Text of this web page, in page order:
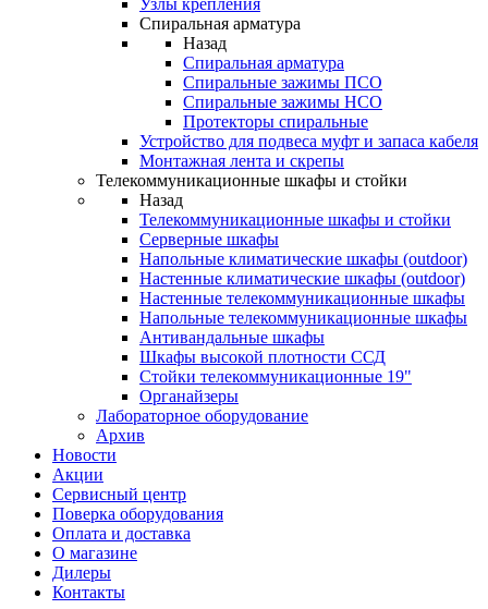
Узлы крепления
Спиральная арматура
Назад
Спиральная арматура
Спиральные зажимы ПСО
Спиральные зажимы НСО
Протекторы спиральные
Устройство для подвеса муфт и запаса кабеля
Монтажная лента и скрепы
Телекоммуникационные шкафы и стойки
Назад
Телекоммуникационные шкафы и стойки
Серверные шкафы
Напольные климатические шкафы (outdoor)
Настенные климатические шкафы (outdoor)
Настенные телекоммуникационные шкафы
Напольные телекоммуникационные шкафы
Антивандальные шкафы
Шкафы высокой плотности ССД
Стойки телекоммуникационные 19"
Органайзеры
Лабораторное оборудование
Архив
Новости
Акции
Сервисный центр
Поверка оборудования
Оплата и доставка
О магазине
Дилеры
Контакты